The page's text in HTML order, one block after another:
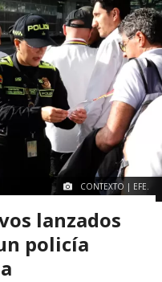
CONTEXTO | EFE.
lanzados
policía